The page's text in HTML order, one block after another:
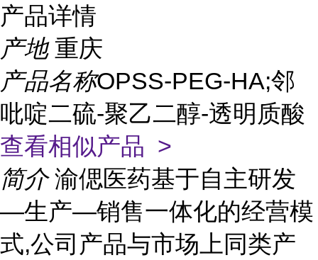
产品详情
产地 重庆
产品名称OPSS-PEG-HA;邻
吡啶二硫-聚乙二醇-透明质酸
查看相似产品 >
简介 渝偲医药基于自主研发
—生产—销售一体化的经营模
式,公司产品与市场上同类产